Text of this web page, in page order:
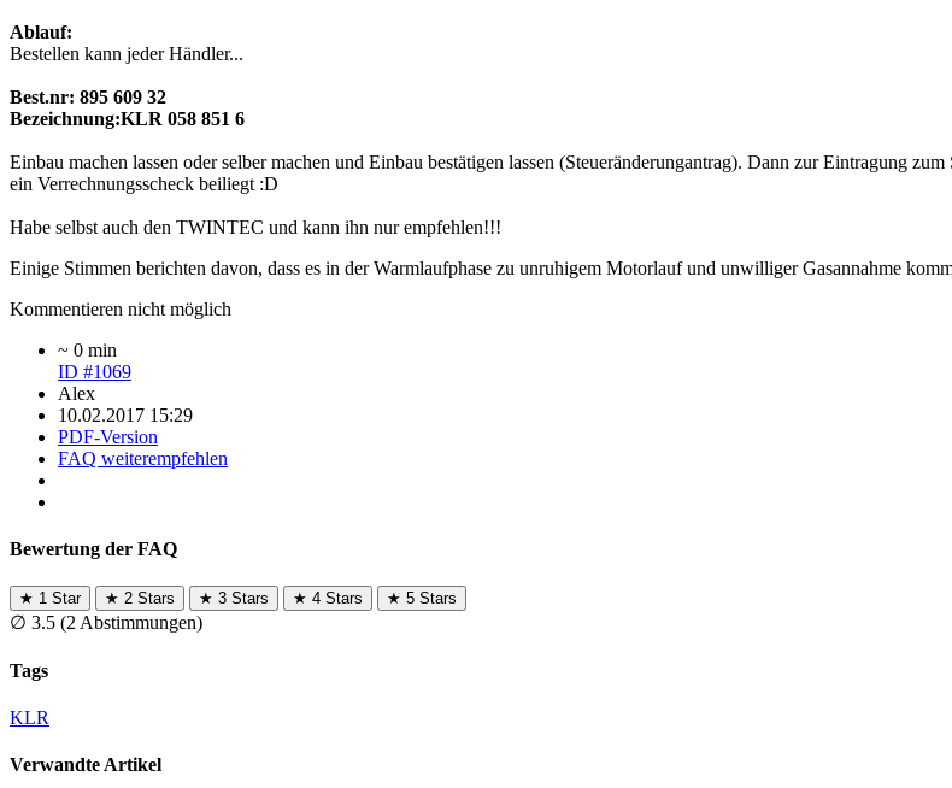
Ablauf:
Bestellen kann jeder Händler...
Best.nr: 895 609 32
Bezeichnung:KLR 058 851 6
Einbau machen lassen oder selber machen und Einbau bestätigen lassen (Steueränderungantrag). Dann zur Eintragung
ein Verrechnungsscheck beiliegt :D
Habe selbst auch den TWINTEC und kann ihn nur empfehlen!!!
Einige Stimmen berichten davon, dass es in der Warmlaufphase zu unruhigem Motorlauf und unwilliger Gasannahme
Kommentieren nicht möglich
~ 0 min
ID #1069
Alex
10.02.2017 15:29
PDF-Version
FAQ weiterempfehlen
Bewertung der FAQ
★ 1 Star ★ 2 Stars ★ 3 Stars ★ 4 Stars ★ 5 Stars
∅ 3.5 (2 Abstimmungen)
Tags
KLR
Verwandte Artikel